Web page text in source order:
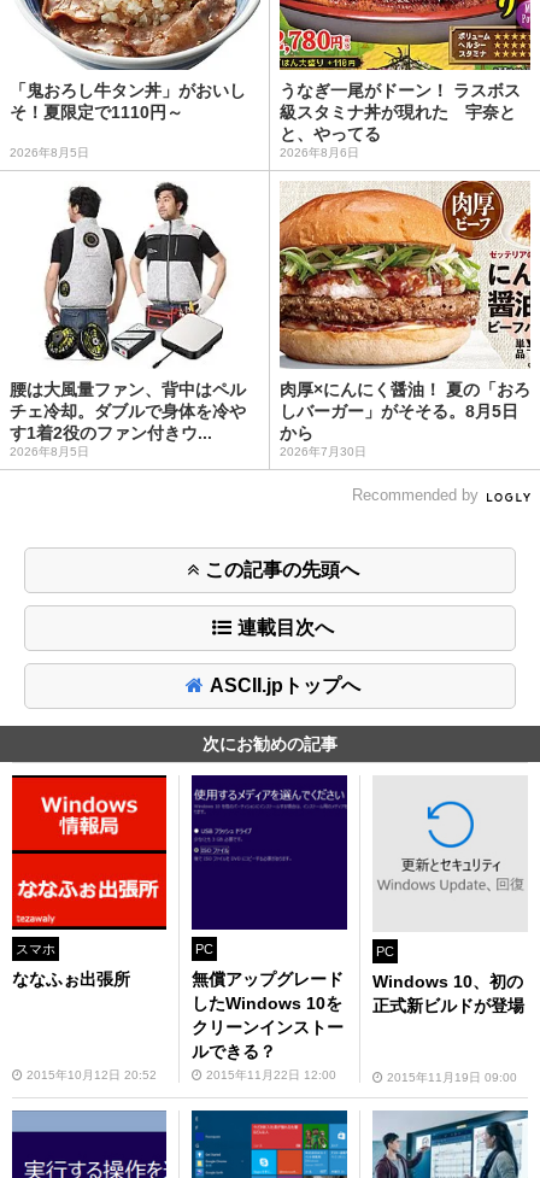
「鬼おろし牛タン丼」がおいし
そ！夏限定で1110円～
2026年8月5日
うなぎ一尾がドーン！ ラスボス
級スタミナ丼が現れた 宇奈と
と、やってる
2026年8月6日
腰は大風量ファン、背中はペル
チェ冷却。ダブルで身体を冷や
す1着2役のファン付きウ...
2026年8月5日
肉厚×にんにく醤油！ 夏の「おろ
しバーガー」がそそる。8月5日
から
2026年7月30日
Recommended by
この記事の先頭へ
連載目次へ
ASCII.jpトップへ
次にお勧めの記事
スマホ
ななふぉ出張所
2015年10月12日 20:52
PC
無償アップグレード
したWindows 10を
クリーンインストー
ルできる？
2015年11月22日 12:00
PC
Windows 10、初の
正式新ビルドが登場
2015年11月19日 09:00